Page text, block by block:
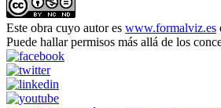
Este obra cuyo autor es www.formalviz.es
Puede hallar permisos más allá de los